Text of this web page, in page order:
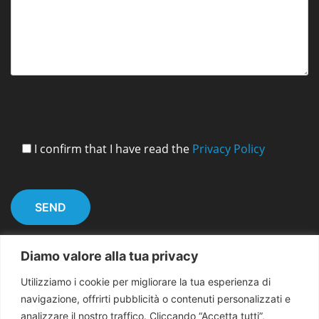
Diamo valore alla tua privacy
Utilizziamo i cookie per migliorare la tua esperienza di
navigazione, offrirti pubblicità o contenuti personalizzati e
analizzare il nostro traffico. Cliccando “Accetta tutti”,
I confirm that I have read the Privacy Policy